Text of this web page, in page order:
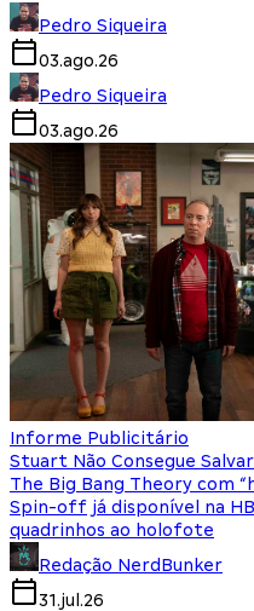
Pedro Siqueira
03.ago.26
Pedro Siqueira
03.ago.26
Informe Publicitário
Stuart Não Consegue
The Big Bang Theory com
Spin-off já disponível na
quadrinhos ao holofote
Redação NerdBunker
31.jul.26